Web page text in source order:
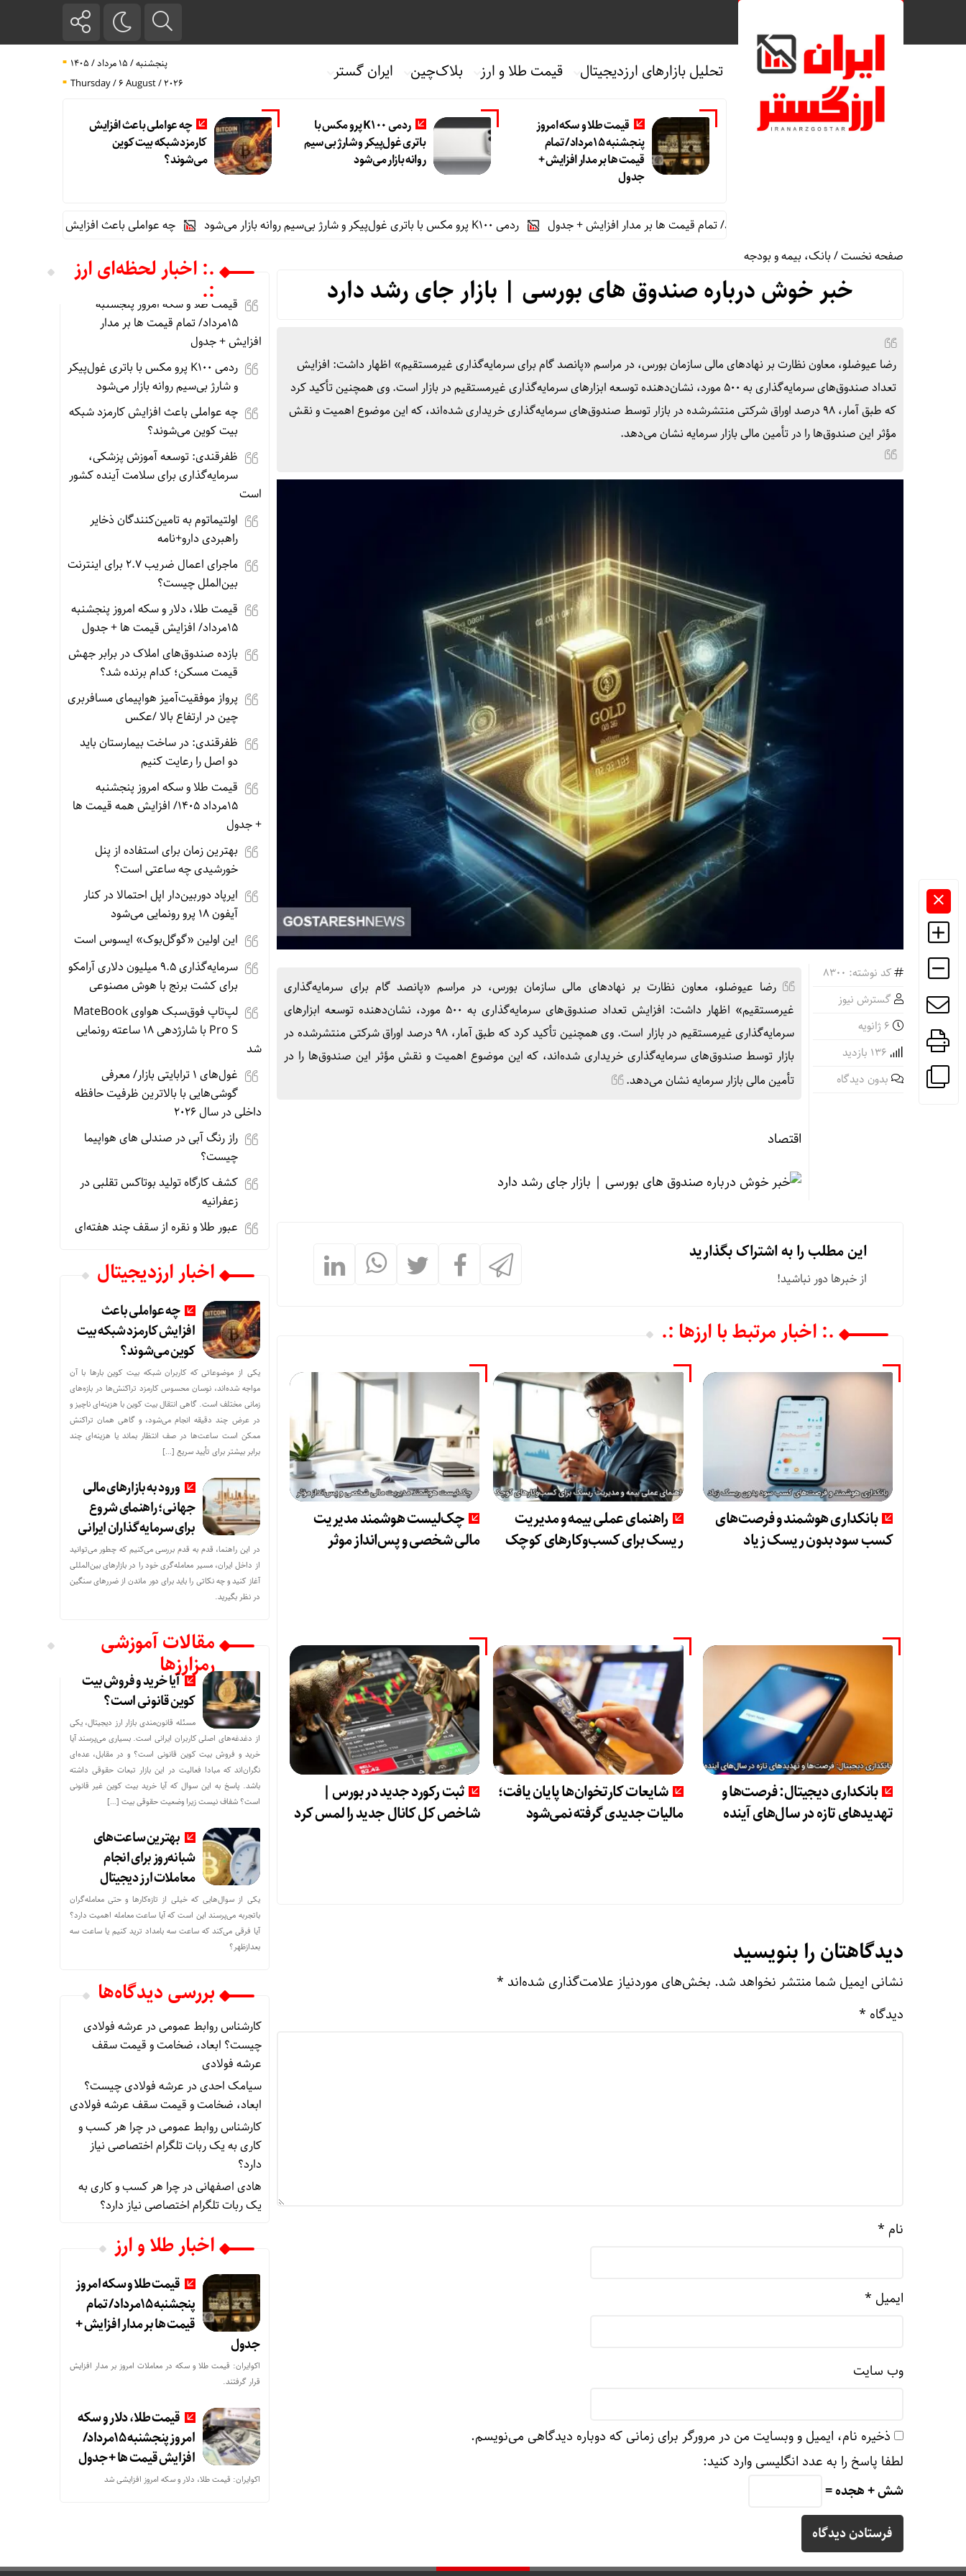
تحلیل بازارهای ارزدیجیتال قیمت طلا و ارز بلاک‌چین ایران گستر
پنجشنبه / ۱۵ مرداد / ۱۴۰۵
Thursday / 6 August / 2026
قیمت طلا و سکه امروز
پنجشنبه 15مرداد/ تمام
قیمت ها بر مدار افزایش +
جدول
ردمی K100 پرو مکس با
باتری غول‌پیکر و شارژ بی‌سیم
روانه بازار می‌شود
چه عواملی باعث افزایش
کارمزد شبکه بیت کوین
می‌شوند؟
ردمی K100 پرو مکس با باتری غول‌پیکر و شارژ بی‌سیم روانه بازار می‌شود
چه عواملی باعث افزایش کارمزد شبکه بیت
صفحه نخست/بانک، بیمه و بودجه
خبر خوش درباره صندوق های بورسی | بازار جای رشد دارد
رضا عیوضلو، معاون نظارت بر نهادهای مالی سازمان بورس، در مراسم «پانصد گام برای سرمایه‌گذاری غیرمستقیم» اظهار داشت: افزایش
تعداد صندوق‌های سرمایه‌گذاری به ۵۰۰ مورد، نشان‌دهنده توسعه ابزارهای سرمایه‌گذاری غیرمستقیم در بازار است. وی همچنین تأکید کرد
که طبق آمار، ۹۸ درصد اوراق شرکتی منتشرشده در بازار توسط صندوق‌های سرمایه‌گذاری خریداری شده‌اند، که این موضوع اهمیت و نقش
مؤثر این صندوق‌ها را در تأمین مالی بازار سرمایه نشان می‌دهد.
کد نوشته: 8300
گسترش نیوز
بدون دیدگاه
رضا عیوضلو، معاون نظارت بر نهادهای مالی سازمان بورس، در مراسم «پانصد گام برای سرمایه‌گذاری
غیرمستقیم» اظهار داشت: افزایش تعداد صندوق‌های سرمایه‌گذاری به ۵۰۰ مورد، نشان‌دهنده توسعه ابزارهای
سرمایه‌گذاری غیرمستقیم در بازار است. وی همچنین تأکید کرد که طبق آمار، ۹۸ درصد اوراق شرکتی منتشرشده در
بازار توسط صندوق‌های سرمایه‌گذاری خریداری شده‌اند، که این موضوع اهمیت و نقش مؤثر این صندوق‌ها را در
تأمین مالی بازار سرمایه نشان می‌دهد.
اقتصاد
این مطلب را به اشتراک بگذارید
از خبرها دور نباشید!
.: اخبار مرتبط با ارزها :.
بانکداری هوشمند و فرصت‌های
کسب سود بدون ریسک زیاد
راهنمای عملی بیمه و مدیریت
ریسک برای کسب‌وکارهای کوچک
چک‌لیست هوشمند مدیریت
مالی شخصی و پس‌انداز موثر
بانکداری دیجیتال: فرصت‌ها و
تهدیدهای تازه در سال‌های آینده
شایعات کارتخوان‌ها پایان یافت؛
مالیات جدیدی گرفته نمی‌شود
ثبت رکورد جدید در بورس |
شاخص کل کانال جدید را لمس کرد
دیدگاهتان را بنویسید
نشانی ایمیل شما منتشر نخواهد شد. بخش‌های موردنیاز علامت‌گذاری شده‌اند *
دیدگاه *
نام *
ایمیل *
وب‌ سایت
ذخیره نام، ایمیل و وبسایت من در مرورگر برای زمانی که دوباره دیدگاهی می‌نویسم.
لطفا پاسخ را به عدد انگلیسی وارد کنید:
شش + هجده =
.: اخبار لحظه‌ای ارز
:.
قیمت طلا و سکه امروز پنجشنبه
15مرداد/ تمام قیمت ها بر مدار
افزایش + جدول
ردمی K100 پرو مکس با باتری غول‌پیکر
و شارژ بی‌سیم روانه بازار می‌شود
چه عواملی باعث افزایش کارمزد شبکه
بیت کوین می‌شوند؟
ظفرقندی: توسعه آموزش پزشکی،
سرمایه‌گذاری برای سلامت آینده کشور
است
اولتیماتوم به تامین‌کنندگان ذخایر
راهبردی دارو+نامه
ماجرای اعمال ضریب ۲.۷ برای اینترنت
بین‌الملل چیست؟
قیمت طلا، دلار و سکه امروز پنجشنبه
15مرداد/ افزایش قیمت ها + جدول
بازده صندوق‌های املاک در برابر جهش
قیمت مسکن؛ کدام برنده شد؟
پرواز موفقیت‌آمیز هواپیمای مسافربری
چین در ارتفاع بالا /عکس
ظفرقندی: در ساخت بیمارستان باید
دو اصل را رعایت کنیم
قیمت طلا و سکه امروز پنجشنبه
15مرداد 1405/ افزایش همه قیمت ها
+ جدول
بهترین زمان برای استفاده از پنل
خورشیدی چه ساعتی است؟
ایرپاد دوربین‌دار اپل احتمالا در کنار
آیفون ۱۸ پرو رونمایی می‌شود
این اولین «گوگل‌بوک» ایسوس است
سرمایه‌گذاری ۹.۵ میلیون دلاری آرامکو
برای کشت برنج با هوش مصنوعی
لپ‌تاپ فوق‌سبک هواوی MateBook
Pro S با شارژدهی ۱۸ ساعته رونمایی
شد
غول‌های ۱ ترابایتی بازار/ معرفی
گوشی‌هایی با بالاترین ظرفیت حافظه
داخلی در سال ۲۰۲۶
راز رنگ آبی در صندلی های هواپیما
چیست؟
کشف کارگاه تولید بوتاکس تقلبی در
زعفرانیه
عبور طلا و نقره از سقف چند هفته‌ای
اخبار ارزدیجیتال
چه عواملی باعث
افزایش کارمزد شبکه بیت
کوین می‌شوند؟
یکی از موضوعاتی که کاربران شبکه بیت کوین بارها با آن
مواجه شده‌اند، نوسان محسوس کارمزد تراکنش‌ها در بازه‌های
زمانی مختلف است. گاهی انتقال بیت کوین با هزینه‌ای ناچیز و
در عرض چند دقیقه انجام می‌شود، و گاهی همان تراکنش
ممکن است ساعت‌ها در صف انتظار بماند یا هزینه‌ای چند
برابر بیشتر برای تأیید سریع […]
ورود به بازارهای مالی
جهانی؛ راهنمای شروع
برای سرمایه‌گذاران ایرانی
در این راهنما، قدم به قدم بررسی می‌کنیم که چطور می‌توانید
از داخل ایران، مسیر معامله‌گری خود را در بازارهای بین‌المللی
آغاز کنید و چه نکاتی را باید برای دور ماندن از ضررهای سنگین
در نظر بگیرید.
مقالات آموزشی
رمزارزهاآیا خرید و فروش بیت
کوین قانونی است؟
مسئله قانون‌مندی بازار ارز دیجیتال، یکی
از دغدغه‌های اصلی کاربران ایرانی است. بسیاری می‌پرسند آیا
خرید و فروش بیت کوین قانونی است؟ و در مقابل، عده‌ای
نگران‌اند که مبادا فعالیت در این بازار تبعات حقوقی داشته
باشد. پاسخ به این سوال که آیا خرید بیت کوین غیر قانونی
است؟ شفاف نیست زیرا وضعیت حقوقی بیت‌ […]
بهترین ساعت‌های
شبانه‌روز برای انجام
معاملات ارز دیجیتال
یکی از سوال‌هایی که خیلی از تازه‌کارها و حتی معامله‌گران
باتجربه می‌پرسند این است که آیا ساعت معامله اهمیت دارد؟
آیا فرقی می‌کند که ساعت سه بامداد ترید کنیم یا ساعت سه
بعدازظهر؟
بررسی دیدگاه‌ها
کارشناس روابط عمومیدر عرشه فولادی
چیست؟ ابعاد، ضخامت و قیمت سقف
عرشه فولادی
سیامک احدیدر عرشه فولادی چیست؟
ابعاد، ضخامت و قیمت سقف عرشه فولادی
کارشناس روابط عمومیدرچرا هر کسب‌ و
کاری به یک ربات تلگرام اختصاصی نیاز
دارد؟
هادی اصفهانیدرچرا هر کسب‌ و کاری به
یک ربات تلگرام اختصاصی نیاز دارد؟
اخبار طلا و ارز
قیمت طلا و سکه امروز
پنجشنبه 15مرداد/ تمام
قیمت ها بر مدار افزایش +
جدول
اکوایران: قیمت طلا و سکه در معاملات امروز بر مدار افزایش
قرار گرفتند.
قیمت طلا، دلار و سکه
امروز پنجشنبه 15مرداد/
افزایش قیمت ها + جدول
اکوایران: قیمت طلا، دلار و سکه امروز افزایشی شد